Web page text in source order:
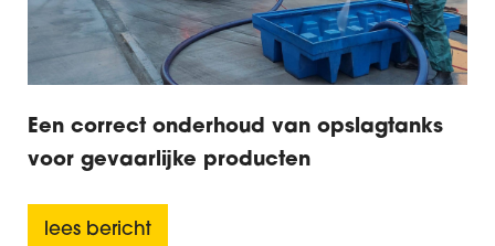
Een correct onderhoud van opslagtanks
voor gevaarlijke producten
lees bericht